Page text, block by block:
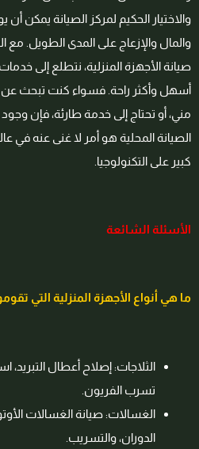
والاختيار الحكيم لمركز الصيانة يمكن
والمال والإزعاج على المدى الطويل.
صيانة الأجهزة المنزلية، نتطلع إلى
أسهل وأكثر راحة. فسواء كنت تبحث عن
مني، أو تحتاج إلى خدمة طارئة، فإن
الصيانة المحلية هو أمر لا غنى عنه في
كبير على التكنولوجيا.
الأسئلة الشائعة
ما هي أنواع الأجهزة المنزلية التي
الثلاجات: إصلاح أعطال التبريد،
تسرب الفريون.
الغسالات: صيانة الغسالات
الدوران، والتسريب.